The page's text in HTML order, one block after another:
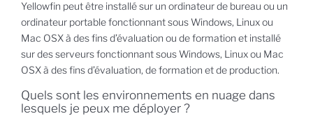
Yellowfin peut être installé sur un ordinateur de bureau ou un
ordinateur portable fonctionnant sous Windows, Linux ou
Mac OSX à des fins d’évaluation ou de formation et installé
sur des serveurs fonctionnant sous Windows, Linux ou Mac
OSX à des fins d’évaluation, de formation et de production.
Quels sont les environnements en nuage dans
lesquels je peux me déployer ?